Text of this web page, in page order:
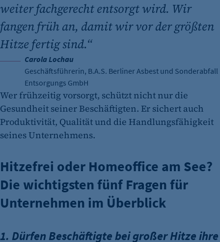
weiter fachgerecht entsorgt wird. Wir
fangen früh an, damit wir vor der größten
Hitze fertig sind.“
Carola Lochau
Geschäftsführerin, B.A.S. Berliner Asbest und Sonderabfall
Entsorgungs GmbH
Wer frühzeitig vorsorgt, schützt nicht nur die
Gesundheit seiner Beschäftigten. Er sichert auch
Produktivität, Qualität und die Handlungsfähigkeit
seines Unternehmens.
Hitzefrei oder Homeoffice am See?
Die wichtigsten fünf Fragen für
Unternehmen im Überblick
1. Dürfen Beschäftigte bei großer Hitze ihre